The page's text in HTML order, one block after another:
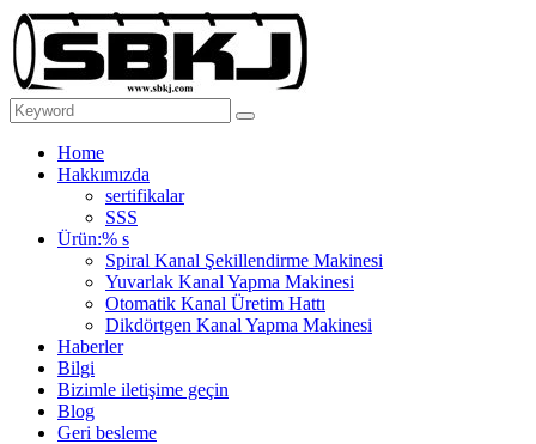
Home
Hakkımızda
sertifikalar
SSS
Ürün:% s
Spiral Kanal Şekillendirme Makinesi
Yuvarlak Kanal Yapma Makinesi
Otomatik Kanal Üretim Hattı
Dikdörtgen Kanal Yapma Makinesi
Haberler
Bilgi
Bizimle iletişime geçin
Blog
Geri besleme